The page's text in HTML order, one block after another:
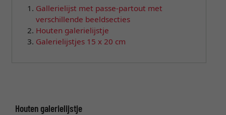
Gallerielijst met passe-partout met
verschillende beeldsecties
Houten galerielijstje
Galerielijstjes 15 x 20 cm
Houten galerielijstje